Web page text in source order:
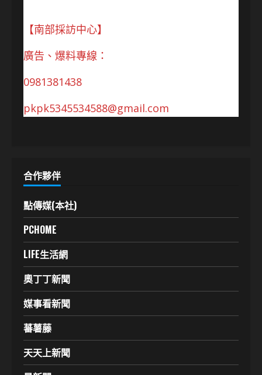
【南部採訪中心】
廣告、爆料專線：
0981381438
pkpk5345534588@gmail.com
合作夥伴
點傳媒(本社)
PCHOME
LIFE生活網
奧丁丁新聞
媒事看新聞
蕃薯藤
天天上新聞